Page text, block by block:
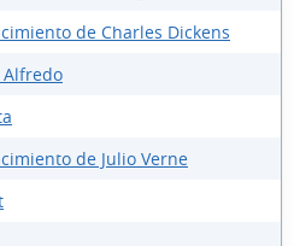
de Charles Dickens
Alfredo
de Julio Verne